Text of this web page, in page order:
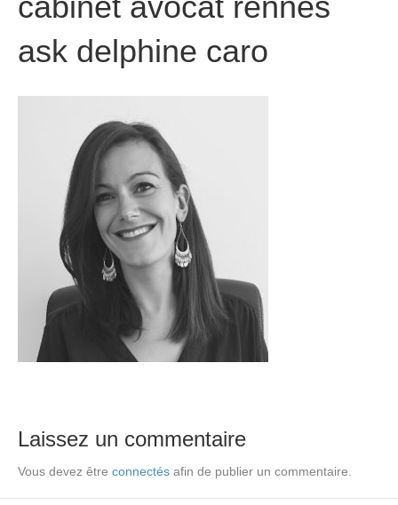
ask delphine caro
Laissez un commentaire
Vous devez être connectés afin de publier un commentaire.